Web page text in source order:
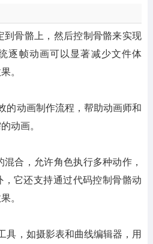
骨骼上，然后控制骨骼来实现
逐帧动画可以显著减少文件体
。
的动画制作流程，帮助动画师和
动画。
合，允许角色执行多种动作，
它还支持通过代码控制骨骼动
。
具，如摄影表和曲线编辑器，用